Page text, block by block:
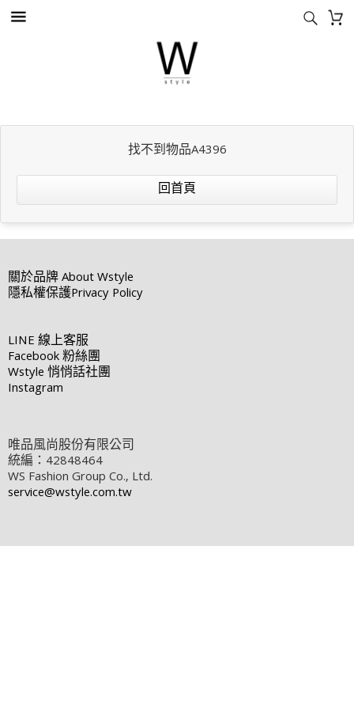
找不到物品A4396
回首頁
關於品牌About Wstyle
隱私權保護Privacy Policy
LINE線上客服
Facebook粉絲團
Wstyle悄悄話社團
Instagram
唯品風尚股份有限公司
統編：42848464
WS Fashion Group Co., Ltd.
service@wstyle.com.tw